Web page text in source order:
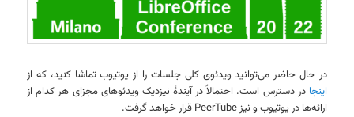
در حال حاضر می‌توانید ویدئوی کلی جلسات را از یوتیوب تماشا کنید، که از
اینجا در دسترس است. احتمالاً در آیندهٔ نیزدیک ویدئوهای مجزای هر کدام از
ارائه‌ها در یوتیوب و نیز PeerTube قرار خواهد گرفت.